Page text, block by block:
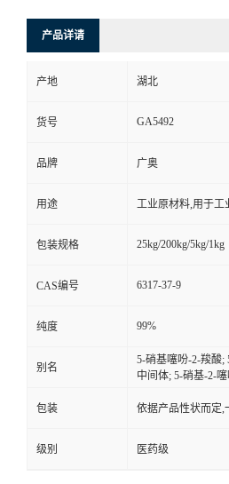
产品详请
产地 湖北
货号 GA5492
品牌 广奥
用途 工业原材料,用于工
包装规格 25kg/200kg/5kg/1kg
CAS编号 6317-37-9
纯度 99%
别名
5-硝基噻吩-2-羧酸;
中间体; 5-硝基-2-
包装 依据产品性状而定,
级别 医药级